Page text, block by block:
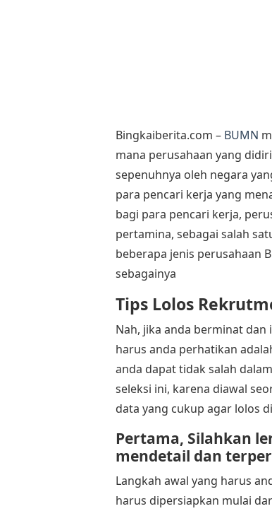
Bingkaiberita.com – BUMN
mana perusahaan yang
sepenuhnya oleh negara
para pencari kerja yang
bagi para pencari kerja,
pertamina, sebagai salah
beberapa jenis perusahaan
sebagainya
Tips Lolos
Nah, jika anda berminat
harus anda perhatikan
anda dapat tidak salah
seleksi ini, karena diawal
data yang cukup agar lolos
Pertama, Silahkan
mendetail dan
Langkah awal yang harus
harus dipersiapkan mulai